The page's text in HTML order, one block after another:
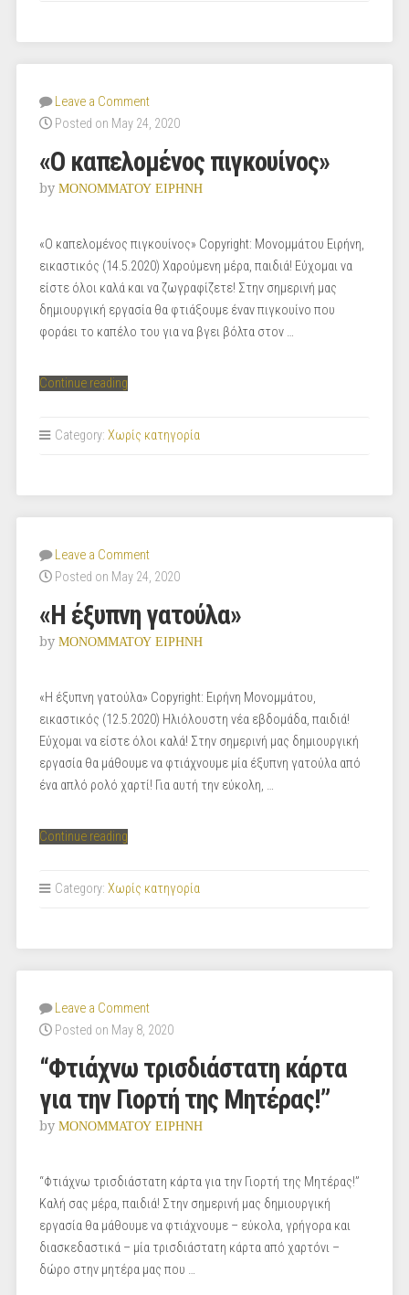
μαγευτικού
κυβισμού!»”
Leave a Comment
Posted on May 24, 2020
«O καπελομένος πιγκουίνος»
by ΜΟΝΟΜΜΑΤΟΥ ΕΙΡΗΝΗ
«O καπελομένος πιγκουίνος» Copyright: Μονομμάτου Ειρήνη,
εικαστικός (14.5.2020) Χαρούμενη μέρα, παιδιά! Εύχομαι να
είστε όλοι καλά και να ζωγραφίζετε! Στην σημερινή μας
δημιουργική εργασία θα φτιάξουμε έναν πιγκουίνο που
φοράει το καπέλο του για να βγει βόλτα στον …
Continue reading“«O
πιγκουίνος»”
Category: Χωρίς κατηγορία
Leave a Comment
Posted on May 24, 2020
«Η έξυπνη γατούλα»
by ΜΟΝΟΜΜΑΤΟΥ ΕΙΡΗΝΗ
«Η έξυπνη γατούλα» Copyright: Ειρήνη Μονομμάτου,
εικαστικός (12.5.2020) Ηλιόλουστη νέα εβδομάδα, παιδιά!
Εύχομαι να είστε όλοι καλά! Στην σημερινή μας δημιουργική
εργασία θα μάθουμε να φτιάχνουμε μία έξυπνη γατούλα από
ένα απλό ρολό χαρτί! Για αυτή την εύκολη, …
Continue reading“«Η
γατούλα»”
Category: Χωρίς κατηγορία
Leave a Comment
Posted on May 8, 2020
“Φτιάχνω τρισδιάστατη κάρτα
για την Γιορτή της Μητέρας!”
by ΜΟΝΟΜΜΑΤΟΥ ΕΙΡΗΝΗ
“Φτιάχνω τρισδιάστατη κάρτα για την Γιορτή της Μητέρας!”
Καλή σας μέρα, παιδιά! Στην σημερινή μας δημιουργική
εργασία θα μάθουμε να φτιάχνουμε – εύκολα, γρήγορα και
διασκεδαστικά – μία τρισδιάστατη κάρτα από χαρτόνι –
δώρο στην μητέρα μας που …